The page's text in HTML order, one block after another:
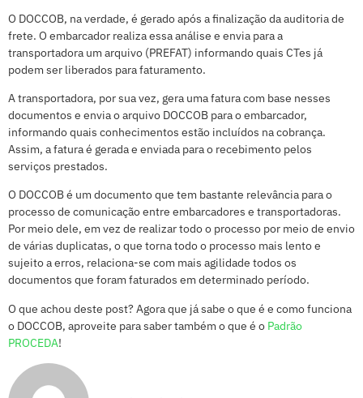
O DOCCOB, na verdade, é gerado após a finalização da auditoria de
frete. O embarcador realiza essa análise e envia para a
transportadora um arquivo (PREFAT) informando quais CTes já
podem ser liberados para faturamento.
A transportadora, por sua vez, gera uma fatura com base nesses
documentos e envia o arquivo DOCCOB para o embarcador,
informando quais conhecimentos estão incluídos na cobrança.
Assim, a fatura é gerada e enviada para o recebimento pelos
serviços prestados.
O DOCCOB é um documento que tem bastante relevância para o
processo de comunicação entre embarcadores e transportadoras.
Por meio dele, em vez de realizar todo o processo por meio de envio
de várias duplicatas, o que torna todo o processo mais lento e
sujeito a erros, relaciona-se com mais agilidade todos os
documentos que foram faturados em determinado período.
O que achou deste post? Agora que já sabe o que é e como funciona
o DOCCOB, aproveite para saber também o que é o Padrão
PROCEDA!